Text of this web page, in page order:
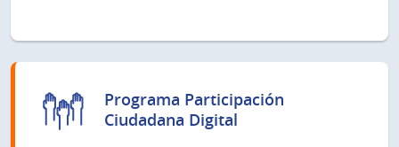
Programa Participación
Ciudadana Digital